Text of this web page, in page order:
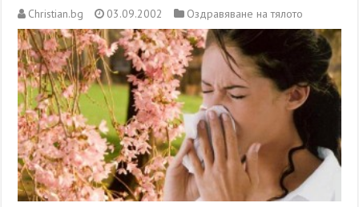
Christian.bg 03.09.2002 Оздравяване на тялото